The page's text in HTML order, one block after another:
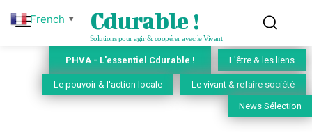
Cdurable !
Solutions pour agir & coopérer avec le Vivant
PHVA - L'essentiel Cdurable ! L'être & les liens
Le pouvoir & l'action locale Le vivant & refaire société
News Sélection
French ▼